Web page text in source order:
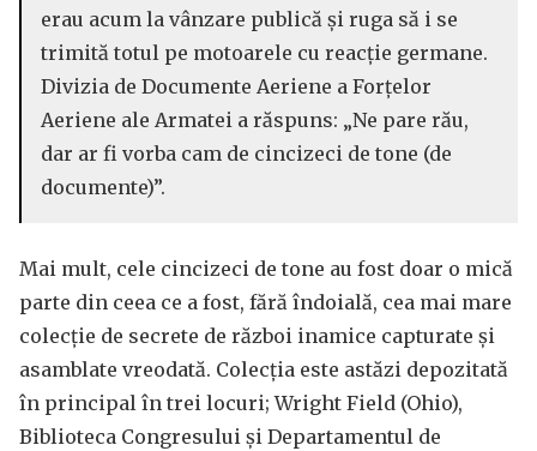
erau acum la vânzare publică și ruga să i se
trimită totul pe motoarele cu reacție germane.
Divizia de Documente Aeriene a Forțelor
Aeriene ale Armatei a răspuns: „Ne pare rău,
dar ar fi vorba cam de cincizeci de tone (de
documente)”.
Mai mult, cele cincizeci de tone au fost doar o mică
parte din ceea ce a fost, fără îndoială, cea mai mare
colecție de secrete de război inamice capturate și
asamblate vreodată. Colecția este astăzi depozitată
în principal în trei locuri; Wright Field (Ohio),
Biblioteca Congresului și Departamentul de